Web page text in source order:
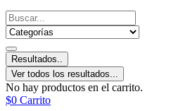
Resultados..
Ver todos los resultados...
No hay productos en el carrito.
$0 Carrito